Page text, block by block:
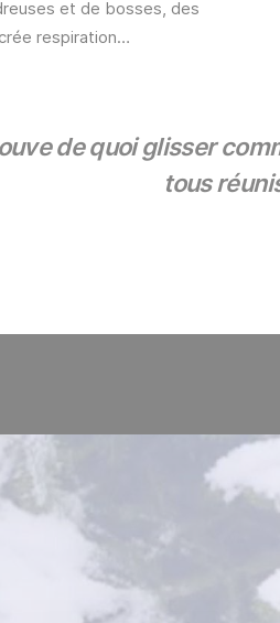
et de bosses, des
respiration…
de quoi glisser
tous